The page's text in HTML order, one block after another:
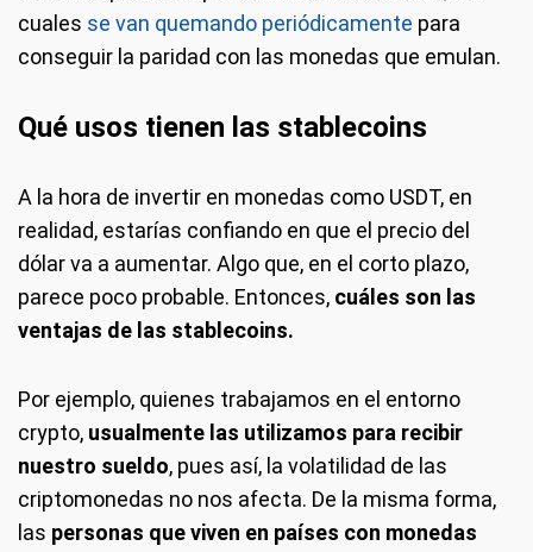
cuales se van quemando periódicamente para
conseguir la paridad con las monedas que emulan.
Qué usos tienen las stablecoins
A la hora de invertir en monedas como USDT, en
realidad, estarías confiando en que el precio del
dólar va a aumentar. Algo que, en el corto plazo,
parece poco probable. Entonces, cuáles son las
ventajas de las stablecoins.
Por ejemplo, quienes trabajamos en el entorno
crypto, usualmente las utilizamos para recibir
nuestro sueldo, pues así, la volatilidad de las
criptomonedas no nos afecta. De la misma forma,
las personas que viven en países con monedas